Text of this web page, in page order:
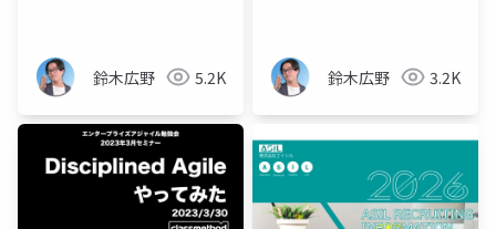
鈴木広野 5.2K 鈴木広野 3.2K